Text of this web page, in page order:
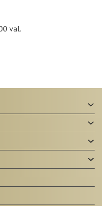
val.